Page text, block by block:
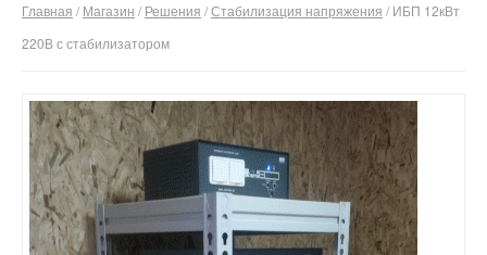
Контакты
Главная /Магазин /Решения /Стабилизация напряжения / ИБП 12кВт
220В с стабилизатором